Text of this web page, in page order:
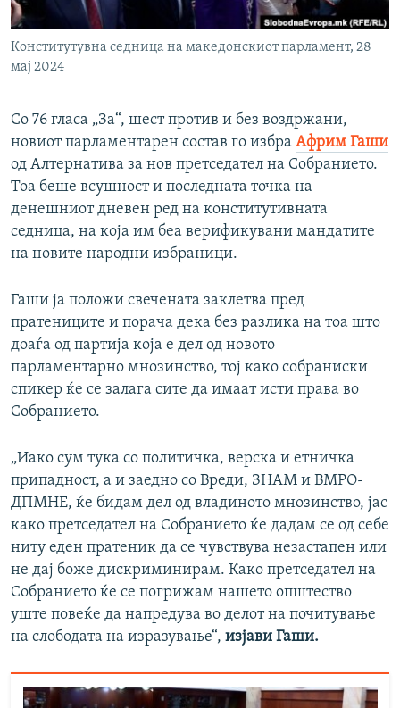
Конститутувна седница на македонскиот парламент, 28
мај 2024
Со 76 гласа „За“, шест против и без воздржани,
новиот парламентарен состав го избра Африм Гаши
од Алтернатива за нов претседател на Собранието.
Тоа беше всушност и последната точка на
денешниот дневен ред на конститутивната
седница, на која им беа верификувани мандатите
на новите народни избраници.
Гаши ја положи свечената заклетва пред
пратениците и порача дека без разлика на тоа што
доаѓа од партија која е дел од новото
парламентарно мнозинство, тој како собраниски
спикер ќе се залага сите да имаат исти права во
Собранието.
„Иако сум тука со политичка, верска и етничка
припадност, а и заедно со Вреди, ЗНАМ и ВМРО-
ДПМНЕ, ќе бидам дел од владиното мнозинство, јас
како претседател на Собранието ќе дадам се од себе
ниту еден пратеник да се чувствува незастапен или
не дај боже дискриминирам. Како претседател на
Собранието ќе се погрижам нашето општество
уште повеќе да напредува во делот на почитување
на слободата на изразување“, изјави Гаши.